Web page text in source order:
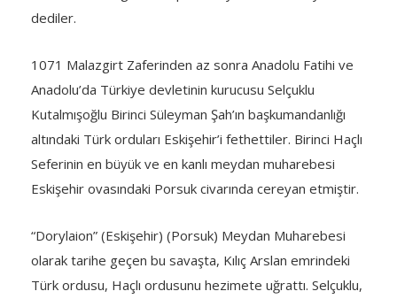
dediler.
1071 Malazgirt Zaferinden az sonra Anadolu Fatihi ve
Anadolu’da Türkiye devletinin kurucusu Selçuklu
Kutalmışoğlu Birinci Süleyman Şah’ın başkumandanlığı
altındaki Türk orduları Eskişehir’i fethettiler. Birinci Haçlı
Seferinin en büyük ve en kanlı meydan muharebesi
Eskişehir ovasındaki Porsuk civarında cereyan etmiştir.
“Dorylaion” (Eskişehir) (Porsuk) Meydan Muharebesi
olarak tarihe geçen bu savaşta, Kılıç Arslan emrindeki
Türk ordusu, Haçlı ordusunu hezimete uğrattı. Selçuklu,